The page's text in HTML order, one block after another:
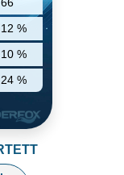
12 %
10 %
24 %
mit
von
Es
in
im